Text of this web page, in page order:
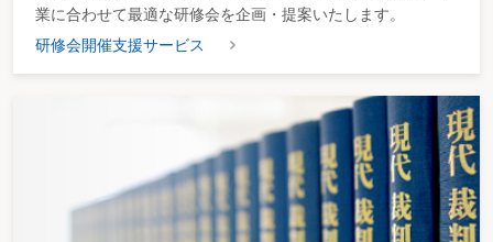
業に合わせて最適な研修会を企画・提案いたします。
研修会開催支援サービス